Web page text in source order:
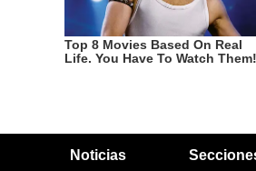
Noticias